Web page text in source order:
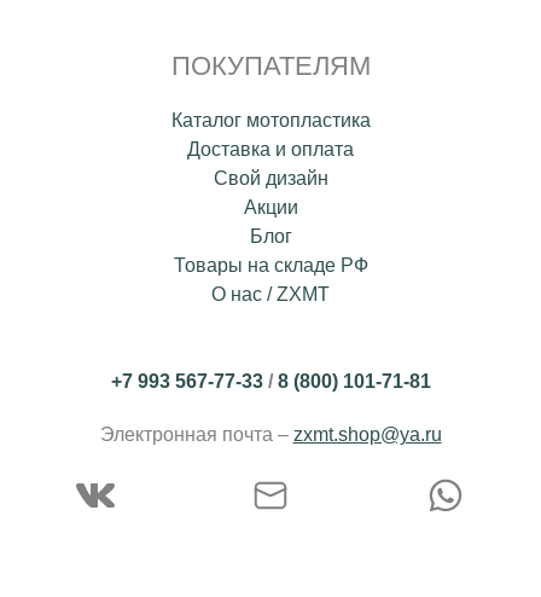
ПОКУПАТЕЛЯМ
Каталог мотопластика
Доставка и оплата
Свой дизайн
Акции
Блог
Товары на складе РФ
О нас / ZXMT
+7 993 567-77-33/8 (800) 101-71-81
Электронная почта – zxmt.shop@ya.ru